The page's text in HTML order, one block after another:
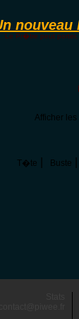
Le Pr�tre peut
Afficher
T�te Buste